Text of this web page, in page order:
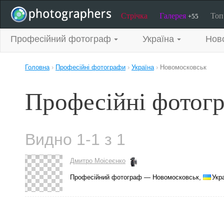
Стрічка Галерея +55
Професійний фотограф Україна
Головна› Професійні фотографи › Україна› Новомосковськ
Професійні
Видно 1-1 з 1
Дмитро Моісеєнко
Професійний фотограф — Новомосковськ,